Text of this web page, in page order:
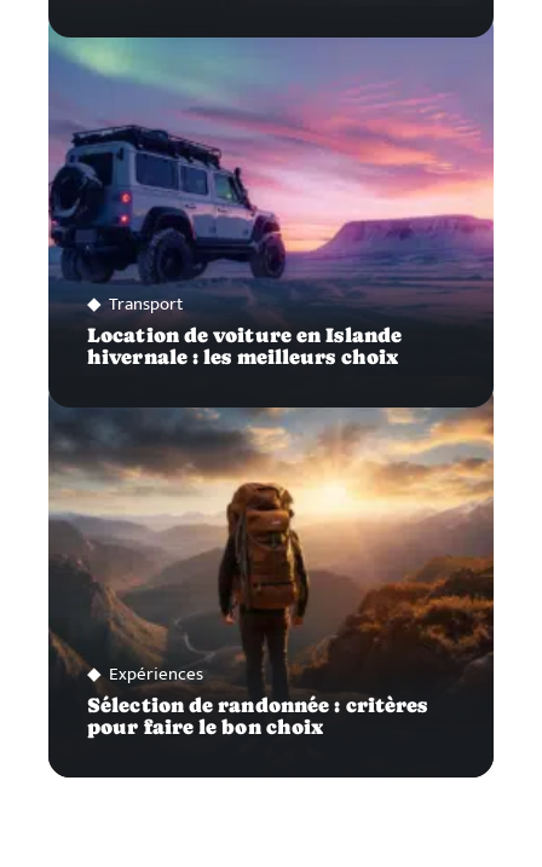
Transport
Location de voiture en Islande
hivernale : les meilleurs choix
Expériences
Sélection de randonnée : critères
pour faire le bon choix